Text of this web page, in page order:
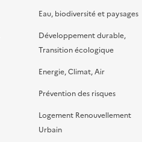
Eau, biodiversité et paysages
Développement durable,
Transition écologique
Energie, Climat, Air
Prévention des risques
Logement Renouvellement
Urbain